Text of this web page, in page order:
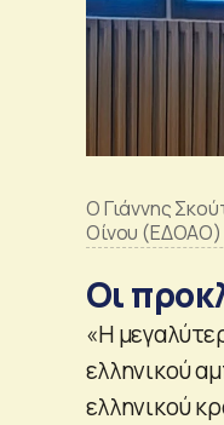
Ο Γιάννης
Οίνου (ΕΔΟΑΟ)
Οι
«Η
ελληνικού
ελληνικού